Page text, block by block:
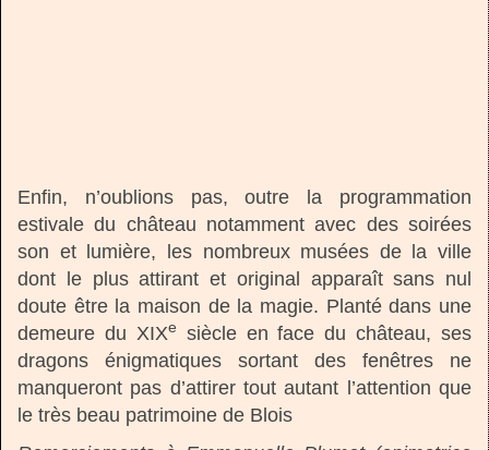
Enfin, n’oublions pas, outre la programmation
estivale du château notamment avec des soirées
son et lumière, les nombreux musées de la ville
dont le plus attirant et original apparaît sans nul
doute être la maison de la magie. Planté dans une
demeure du XIXe
siècle en face du château, ses
dragons énigmatiques sortant des fenêtres ne
manqueront pas d’attirer tout autant l’attention que
le très beau patrimoine de Blois